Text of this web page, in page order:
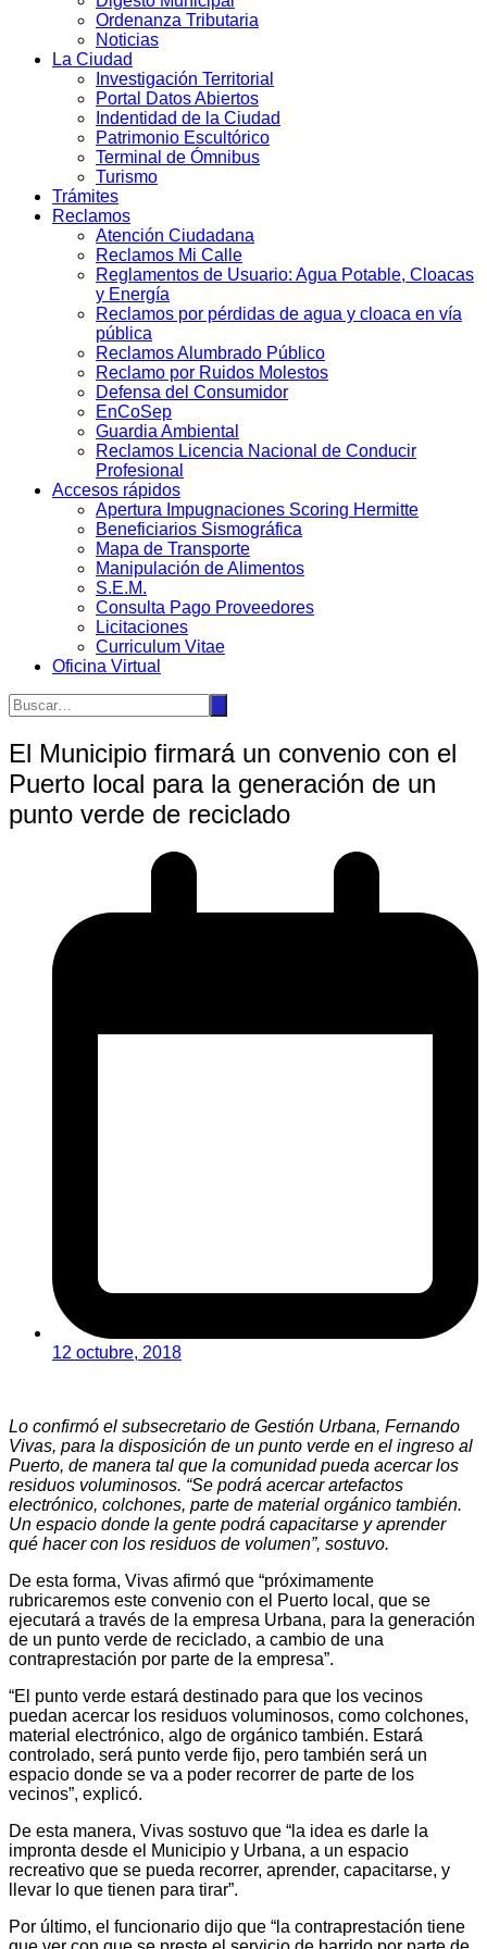
Ordenanza Tributaria
Noticias
La Ciudad
Investigación Territorial
Portal Datos Abiertos
Indentidad de la Ciudad
Patrimonio Escultórico
Terminal de Ómnibus
Turismo
Trámites
Reclamos
Atención Ciudadana
Reclamos Mi Calle
Reglamentos de Usuario: Agua Potable, Cloacas
y Energía
Reclamos por pérdidas de agua y cloaca en vía
pública
Reclamos Alumbrado Público
Reclamo por Ruidos Molestos
Defensa del Consumidor
EnCoSep
Guardia Ambiental
Reclamos Licencia Nacional de Conducir
Profesional
Accesos rápidos
Apertura Impugnaciones Scoring Hermitte
Beneficiarios Sismográfica
Mapa de Transporte
Manipulación de Alimentos
S.E.M.
Consulta Pago Proveedores
Licitaciones
Curriculum Vitae
Oficina Virtual
El Municipio firmará un convenio con el
Puerto local para la generación de un
punto verde de reciclado
12 octubre, 2018
Lo confirmó el subsecretario de Gestión Urbana, Fernando
Vivas, para la disposición de un punto verde en el ingreso al
Puerto, de manera tal que la comunidad pueda acercar los
residuos voluminosos. “Se podrá acercar artefactos
electrónico, colchones, parte de material orgánico también.
Un espacio donde la gente podrá capacitarse y aprender
qué hacer con los residuos de volumen”, sostuvo.
De esta forma, Vivas afirmó que “próximamente
rubricaremos este convenio con el Puerto local, que se
ejecutará a través de la empresa Urbana, para la generación
de un punto verde de reciclado, a cambio de una
contraprestación por parte de la empresa”.
“El punto verde estará destinado para que los vecinos
puedan acercar los residuos voluminosos, como colchones,
material electrónico, algo de orgánico también. Estará
controlado, será punto verde fijo, pero también será un
espacio donde se va a poder recorrer de parte de los
vecinos”, explicó.
De esta manera, Vivas sostuvo que “la idea es darle la
impronta desde el Municipio y Urbana, a un espacio
recreativo que se pueda recorrer, aprender, capacitarse, y
llevar lo que tienen para tirar”.
Por último, el funcionario dijo que “la contraprestación tiene